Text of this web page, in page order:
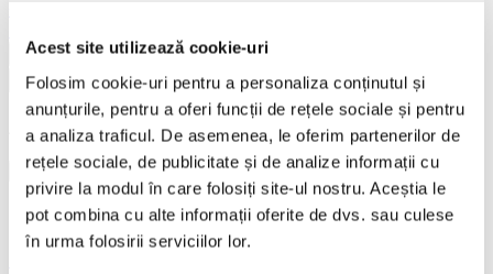
Acest site utilizează cookie-uri
Folosim cookie-uri pentru a personaliza conținutul și
anunțurile, pentru a oferi funcții de rețele sociale și pentru
a analiza traficul. De asemenea, le oferim partenerilor de
rețele sociale, de publicitate și de analize informații cu
privire la modul în care folosiți site-ul nostru. Aceștia le
pot combina cu alte informații oferite de dvs. sau culese
în urma folosirii serviciilor lor.
Vezi mai multe
Vezi mai puțin
Aplică filtre
Categorii